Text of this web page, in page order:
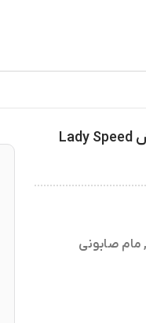
مام استیک صابونی لیدی اسپید مدل پاودر فرش Lady Speed
, مام صابونی